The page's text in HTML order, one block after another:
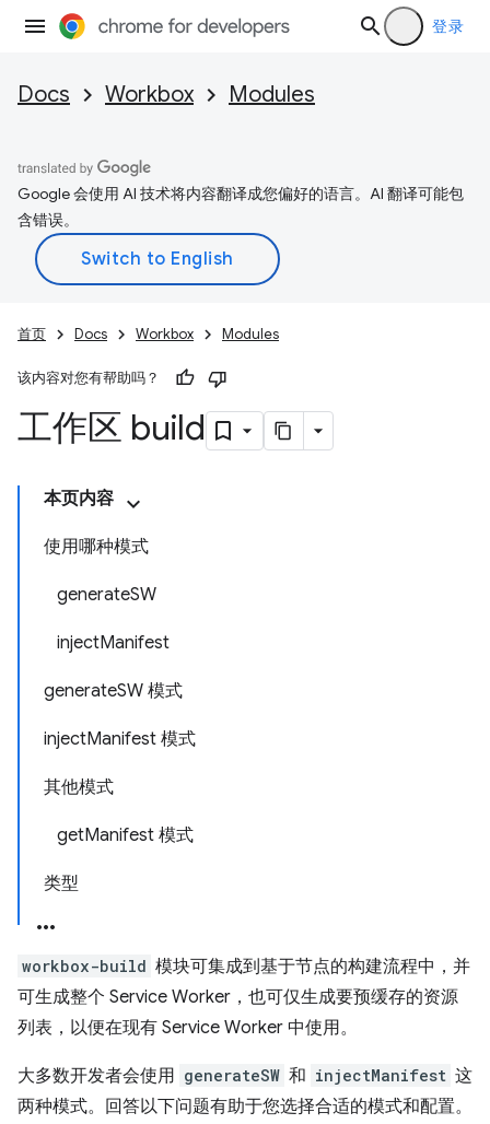
登录
Docs Workbox Modules
Google 会使用 AI 技术将内容翻译成您偏好的语言。AI 翻译可能包
含错误。
首页 Docs Workbox Modules
该内容对您有帮助吗？
工作区 build
本页内容
使用哪种模式
generateSW
injectManifest
generateSW 模式
injectManifest 模式
其他模式
getManifest 模式
类型
workbox-build 模块可集成到基于节点的构建流程中，并
可生成整个 Service Worker，也可仅生成要预缓存的资源
列表，以便在现有 Service Worker 中使用。
大多数开发者会使用 generateSW 和 injectManifest 这
两种模式。回答以下问题有助于您选择合适的模式和配置。